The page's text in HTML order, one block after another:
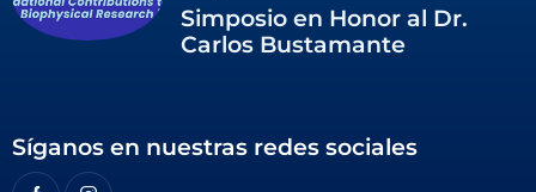
Simposio en Honor al Dr.
Carlos Bustamante
Síganos en nuestras redes sociales